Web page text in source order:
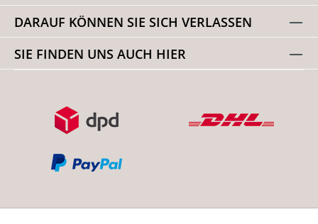
DARAUF KÖNNEN SIE SICH VERLASSEN
SIE FINDEN UNS AUCH HIER